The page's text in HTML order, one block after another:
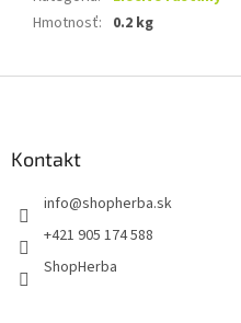
Hmotnosť: 0.2 kg
Kontakt
info@shopherba.sk
+421 905 174 588
ShopHerba